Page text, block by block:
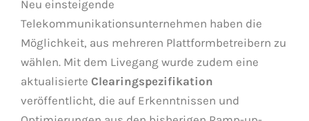
Neu einsteigende
Telekommunikationsunternehmen haben die
Möglichkeit, aus mehreren Plattformbetreibern zu
wählen. Mit dem Livegang wurde zudem eine
aktualisierte Clearingspezifikation
veröffentlicht, die auf Erkenntnissen und